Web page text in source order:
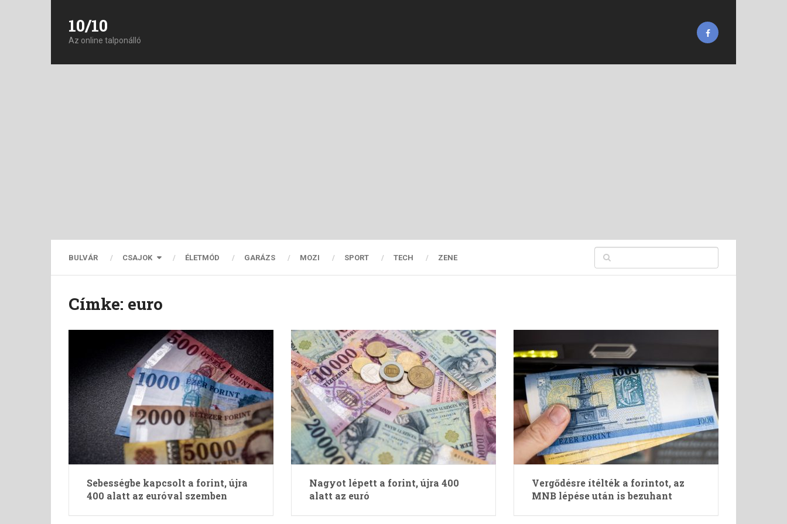
10/10
Az online talponálló
BULVÁR CSAJOK ÉLETMÓD GARÁZS MOZI SPORT TECH ZENE
Címke: euro
Sebességbe kapcsolt a forint, újra
400 alatt az euróval szemben
Nagyot lépett a forint, újra 400
alatt az euró
Vergődésre ítélték a forintot, az
MNB lépése után is bezuhant